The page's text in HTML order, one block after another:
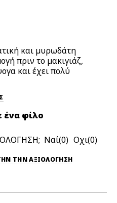
και μυρωδάτη
πριν το μακιγιάζ,
και έχει πολύ
ένα φίλο
0 0
ΑΡΝΗΤΙΚΆ ΑΥΤΉΝ ΤΗΝ ΑΞΙΟΛΟΓΗΣΗ